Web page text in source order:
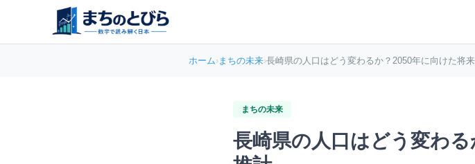
ホーム›まちの未来›長崎県の人口はどう変わるか？2050年に向けた将
まちの未来
長崎県の人口はどう変わ